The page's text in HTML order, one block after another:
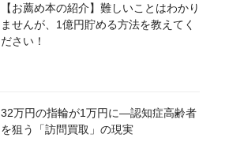
【お薦め本の紹介】難しいことはわかり
ませんが、1億円貯める方法を教えてく
ださい！
32万円の指輪が1万円に―認知症高齢者
を狙う「訪問買取」の現実